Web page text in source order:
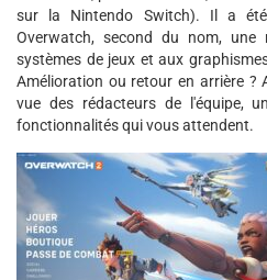
sur la Nintendo Switch). Il a
Overwatch, second du nom, une
systèmes de jeux et aux
Amélioration ou retour en arrière ?
vue des rédacteurs de l'équipe,
fonctionnalités qui vous attendent.